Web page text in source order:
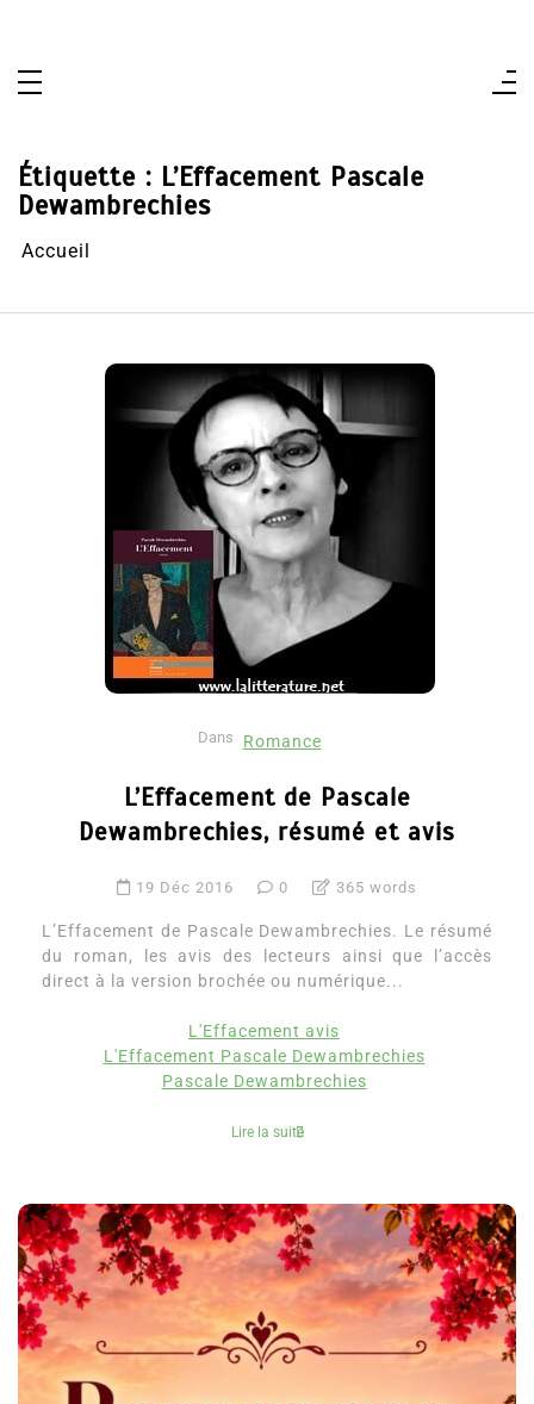
Étiquette : L’Effacement Pascale
Dewambrechies
Accueil
Dans Romance
L’Effacement de Pascale
Dewambrechies, résumé et avis
19 Déc 2016 0 365 words
L’Effacement de Pascale Dewambrechies. Le résumé
du roman, les avis des lecteurs ainsi que l’accès
direct à la version brochée ou numérique...
L'Effacement avis
L'Effacement Pascale Dewambrechies
Pascale Dewambrechies
Lire la suite